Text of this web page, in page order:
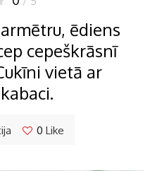
ēdiens
cepeškrāsnī
vietā ar
0 Like